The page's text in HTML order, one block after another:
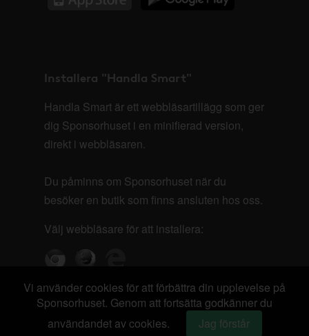
Installera "Handla Smart"
Handla Smart är ett webbläsartillägg som ger
dig Sponsorhuset i en minifierad version,
direkt i webbläsaren.
Du påminns om Sponsorhuset när du
besöker en butik som finns ansluten hos oss.
Välj webbläsare för att installera:
Vi använder cookies för att förbättra din upplevelse på
Sponsorhuset. Genom att fortsätta godkänner du
användandet av cookies.
Jag förstår